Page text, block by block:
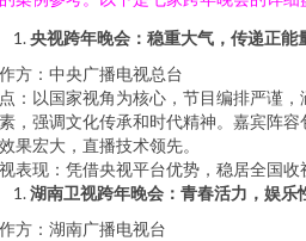
央视跨年晚会：稳重大气，传递正能
方：中央广播电视总台
：以国家视角为核心，节目编排严谨
，强调文化传承和时代精神。嘉宾阵
果宏大，直播技术领先。
表现：凭借央视平台优势，稳居全国
湖南卫视跨年晚会：青春活力，娱乐
方：湖南广播电视台